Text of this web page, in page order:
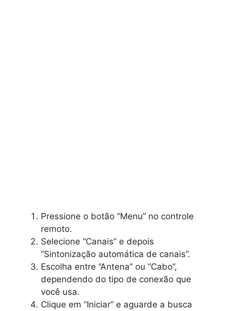
Pressione o botão “Menu” no controle
remoto.
Selecione “Canais” e depois
“Sintonização automática de canais”.
Escolha entre “Antena” ou “Cabo”,
dependendo do tipo de conexão que
você usa.
Clique em “Iniciar” e aguarde a busca